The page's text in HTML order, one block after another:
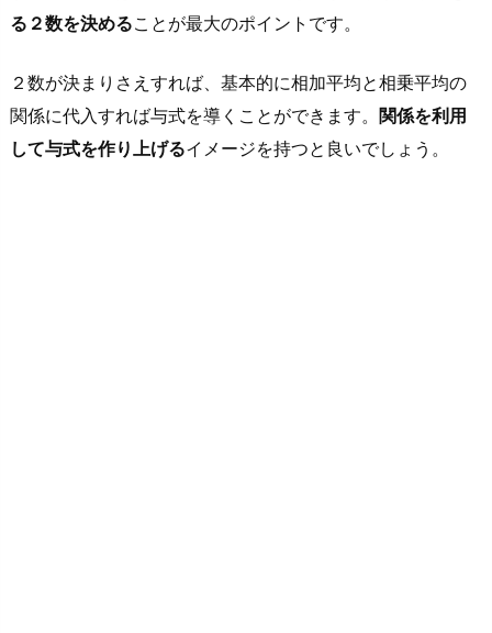
る２数を決めることが最大のポイントです。
２数が決まりさえすれば、基本的に相加平均と相乗平均の
関係に代入すれば与式を導くことができます。 関係を利用
して与式を作り上げるイメージを持つと良いでしょう。